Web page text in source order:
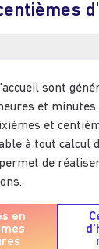
sont
et
et
à tout calcul
de
en